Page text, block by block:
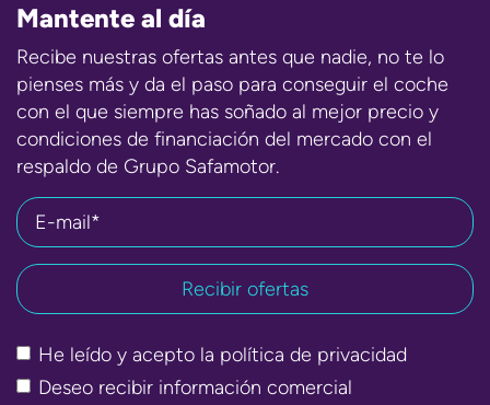
Mantente al día
Recibe nuestras ofertas antes que nadie, no te lo
pienses más y da el paso para conseguir el coche
con el que siempre has soñado al mejor precio y
condiciones de financiación del mercado con el
respaldo de Grupo Safamotor.
E-mail*
He leído y acepto la política de privacidad
Deseo recibir información comercial